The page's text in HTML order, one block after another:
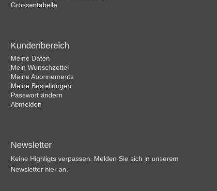
Grössentabelle
Kundenbereich
Meine Daten
Mein Wunschzettel
Meine Abonnements
Meine Bestellungen
Passwort ändern
Abmelden
Newsletter
Keine Highligts verpassen. Melden Sie sich in unserem
Newsletter hier an.